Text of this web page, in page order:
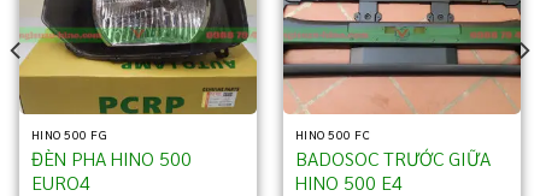
HINO 500 FG
ĐÈN PHA HINO 500
EURO4
HINO 500 FC
BADOSOC TRƯỚC GIỮA
HINO 500 E4